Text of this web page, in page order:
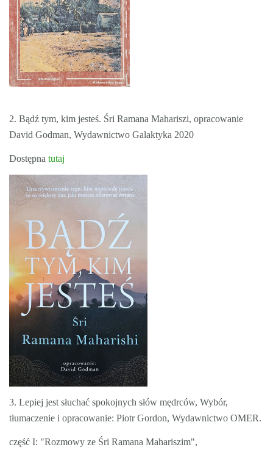
2. Bądź tym, kim jesteś. Śri Ramana Mahariszi, opracowanie
David Godman, Wydawnictwo Galaktyka 2020
Dostępna tutaj
3. Lepiej jest słuchać spokojnych słów mędrców, Wybór,
tłumaczenie i opracowanie: Piotr Gordon, Wydawnictwo OMER.
część I: "Rozmowy ze Śri Ramana Mahariszim",